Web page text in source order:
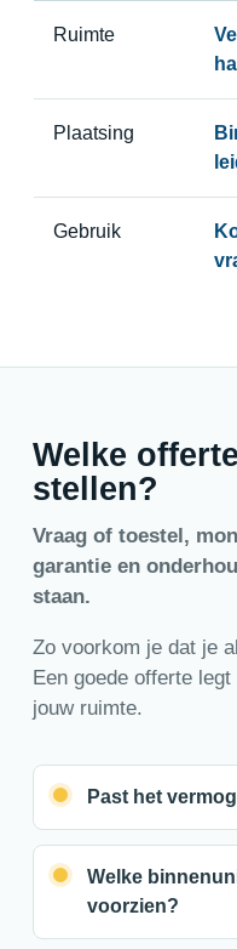
Ruimte
Plaatsing
Gebruik
Welke
stellen?
Vraag of toestel,
garantie en
staan.
Zo voorkom je dat je
Een goede offerte
jouw ruimte.
Past het
Welke
voorzien?